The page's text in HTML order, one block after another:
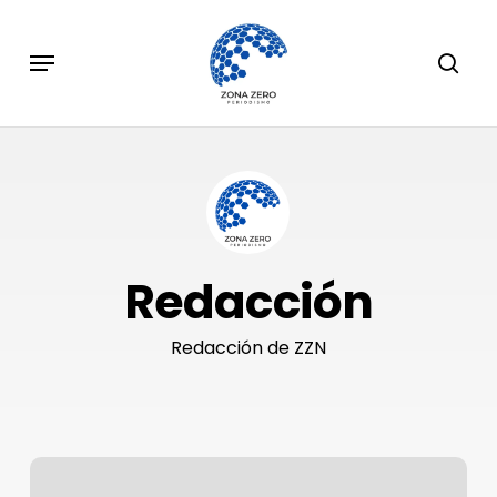
main
Menu
Redacción
Redacción de ZZN
México